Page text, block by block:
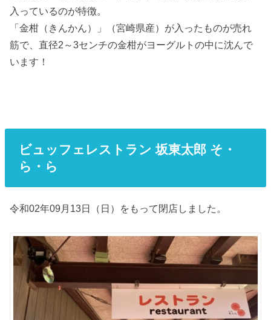
入っているのが特徴。
「金柑（きんかん）」（宮崎県産）が入ったものが売れ
筋で、直径2～3センチの金柑がヨーグルトの中に沈んで
います！
ビュッフェレストラン 坂東太郎 そ・
ら・ら
令和02年09月13日（日）をもって閉店しました。